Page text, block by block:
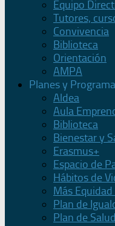
Equipo
Tutores,
Convivencia
Biblioteca
Orientación
AMPA
Planes y
Aldea
Aula
Biblioteca
Bienestar y
Erasmus+
Espacio de
Hábitos de
Más
Plan de
Plan de